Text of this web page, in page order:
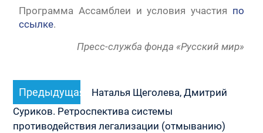
Программа Ассамблеи и условия участия по
ссылке.
Пресс-служба фонда «Русский мир»
Навигация
по
записям
Предыдущая
запись:
Наталья Щеголева, Дмитрий
Суриков. Ретроспектива системы
противодействия легализации (отмыванию)